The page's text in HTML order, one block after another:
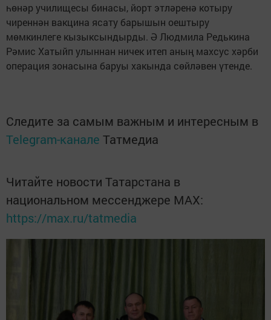
һөнәр училищесы бинасы, йорт этләренә котыру
чиреннән вакцина ясату барышын оештыру
мөмкинлеге кызыксындырды. Ә Людмила Редькина
Рәмис Хатыйп улыннан ничек итеп аның махсус хәрби
операция зонасына баруы хакында сөйләвен үтенде.
Следите за самым важным и интересным в
Telegram-канале Татмедиа
Читайте новости Татарстана в
национальном мессенджере MАХ:
https://max.ru/tatmedia